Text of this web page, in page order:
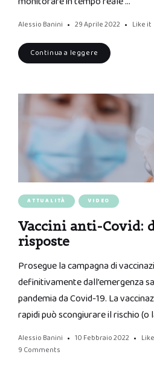
Alessio Banini 29 Aprile 2022 Like it
Continua a leggere
ATTUALITÀ VIDEO
Vaccini anti-Covid:
risposte
Prosegue la campagna di
definitivamente dall’emergenza
pandemia da Covid-19. La
rapidi può scongiurare il rischio (o
Alessio Banini 10 Febbraio 2022
9 Comments